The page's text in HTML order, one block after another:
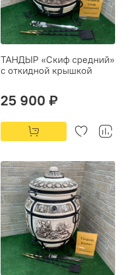
ТАНДЫР «Скиф средний»
с откидной крышкой
25 900 ₽